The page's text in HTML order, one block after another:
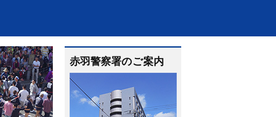
赤羽警察署のご案内